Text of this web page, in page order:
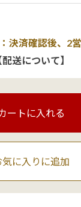
済確認後、2営
配送について】
気に入りに追加